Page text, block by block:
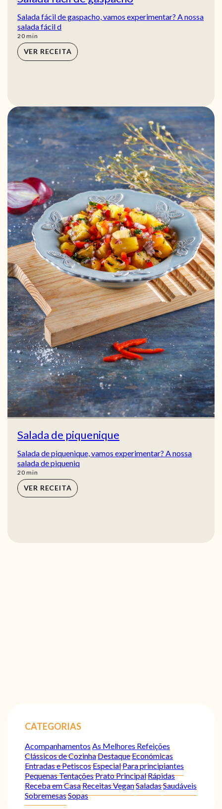
Salada fácil de gaspacho, vamos experimentar? A nossa
salada fácil d
20min
min
VER RECEITA
Salada de piquenique
Salada de piquenique, vamos experimentar? A nossa
salada de piqueniq
20min
min
VER RECEITA
CATEGORIAS
Acompanhamentos As Melhores Refeições
Clássicos de CozinhaDestaqueEconómicas
Entradas e PetiscosEspecialPara principiantes
Pequenas TentaçõesPrato PrincipalRápidas
Receba em CasaReceitas VeganSaladasSaudáveis
SobremesasSopas